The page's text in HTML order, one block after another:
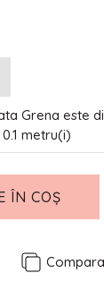
Grena este
metru(i)
ÎN COȘ